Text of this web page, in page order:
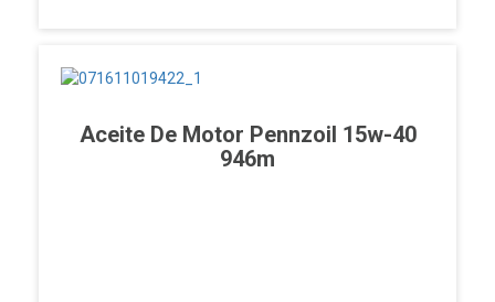
Aceite De Motor Pennzoil 15w-40
946m